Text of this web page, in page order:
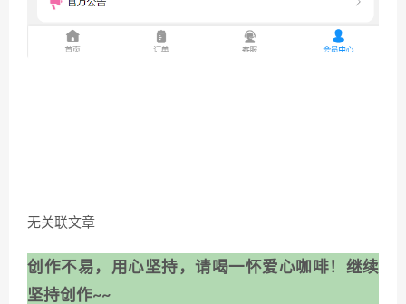
无关联文章
创作不易，用心坚持，请喝一怀爱心咖啡！继续
坚持创作~~